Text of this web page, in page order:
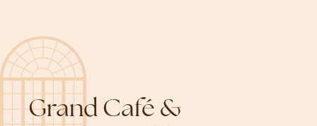
Grand Café &